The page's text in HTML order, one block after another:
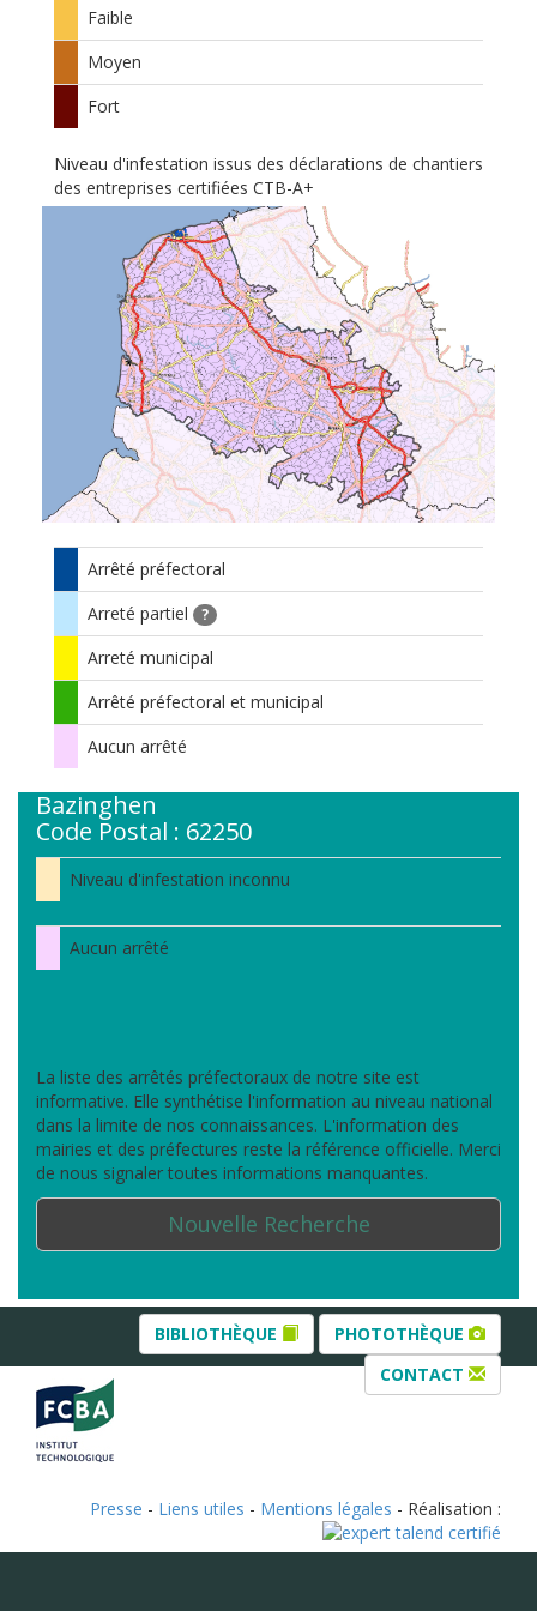
Faible
Moyen
Fort
Niveau d'infestation issus des déclarations de chantiers
des entreprises certifiées CTB-A+
Arrêté préfectoral
Arreté partiel
?
Arreté municipal
Arrêté préfectoral et municipal
Aucun arrêté
Bazinghen
Code Postal : 62250
Niveau d'infestation inconnu
Aucun arrêté
La liste des arrêtés préfectoraux de notre site est
informative. Elle synthétise l'information au niveau national
dans la limite de nos connaissances. L'information des
mairies et des préfectures reste la référence officielle. Merci
de nous signaler toutes informations manquantes.
Nouvelle Recherche
BIBLIOTHÈQUE
PHOTOTHÈQUE
CONTACT
Presse - Liens utiles - Mentions légales - Réalisation :